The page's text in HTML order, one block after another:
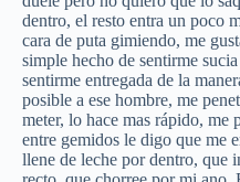
dentro, el resto entra un poco
cara de puta gimiendo, me
simple hecho de sentirme
sentirme entregada de la
posible a ese hombre, me
meter, lo hace mas rápido, me
entre gemidos le digo que me
llene de leche por dentro, que